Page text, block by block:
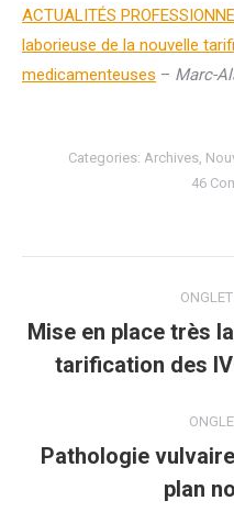
ACTUALITÉS
laborieuse de la nouvelle
medicamenteuses – Marc-
Categories: Archives,
46
Navigation
de
Mise en place très
tarification des
Pathologie
plan